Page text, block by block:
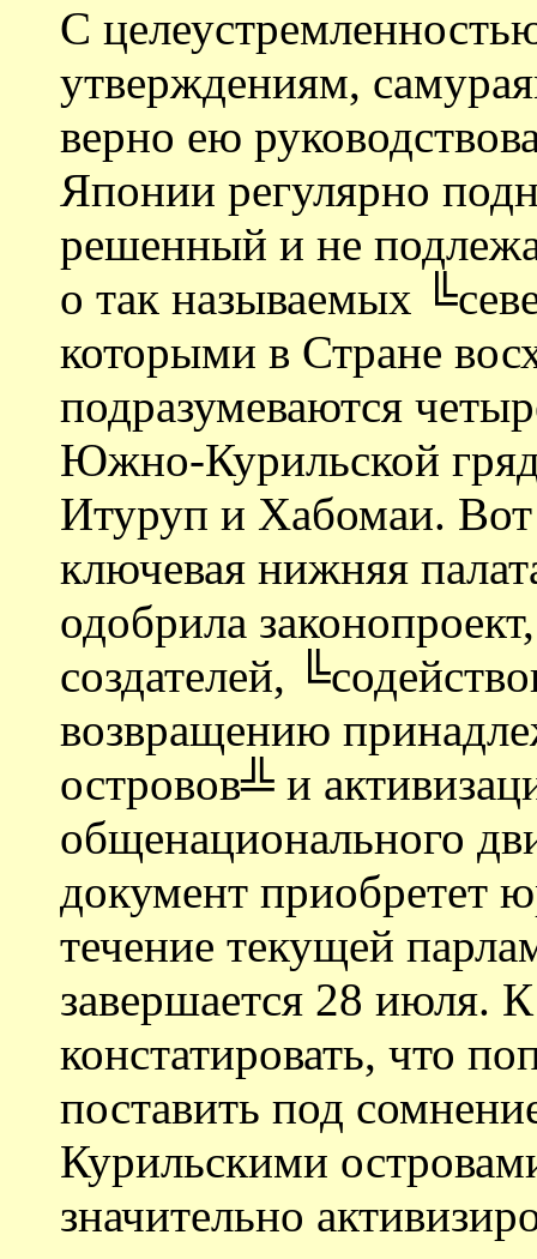
С
утверждениям,
верно ею
Японии регулярно
решенный и не
о так называемых
которыми в Стране
подразумеваются
Южно-Курильской
Итуруп и Хабомаи.
ключевая нижняя
одобрила
создателей,
возвращению
островов╩ и
общенационального
документ приобретет
течение текущей
завершается 28 июля.
констатировать, что
поставить под
Курильскими
значительно